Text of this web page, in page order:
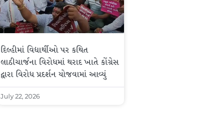
દિલ્હીમાં વિદ્યાર્થીઓ પર કથિત
લાઠીચાર્જના વિરોધમાં થરાદ ખાતે કોંગ્રેસ
દ્વારા વિરોધ પ્રદર્શન યોજવામાં આવ્યું
July 22, 2026